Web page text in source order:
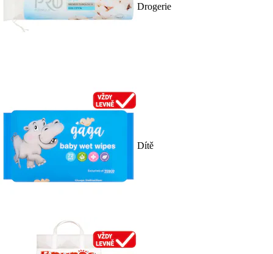
Drogerie
Dítě